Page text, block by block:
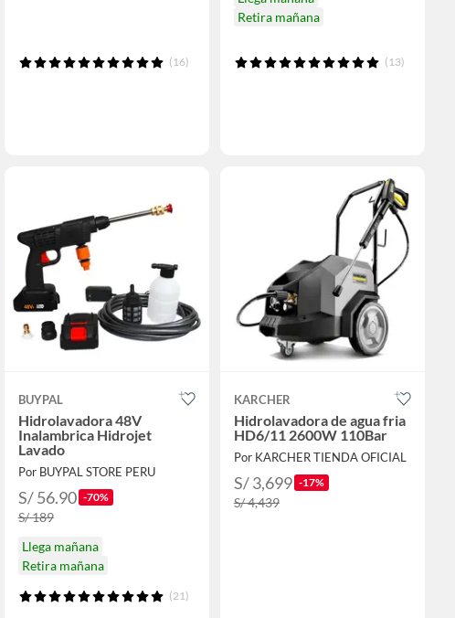
(16)
Retira mañana
(13)
BUYPAL
Hidrolavadora 48V
Inalambrica Hidrojet
Lavado
Por BUYPAL STORE PERU
S/ 56.90 -70%
S/ 189
Llega mañana
Retira mañana
(21)
KARCHER
Hidrolavadora de agua fria
HD6/11 2600W 110Bar
Por KARCHER TIENDA OFICIAL
S/ 3,699 -17%
S/ 4,439